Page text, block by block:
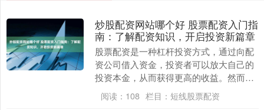
炒股配资网站哪个好 股票配资入门指
南：了解配资知识，开启投资新篇章
股票配资是一种杠杆投资方式，通过向配
资公司借入资金，投资者可以放大自己的
投资本金，从而获得更高的收益。然而，
配资也存在一定风险，因此在参与之前，
投资者需要充分了....
阅读： 108 栏目： 短线股票配资